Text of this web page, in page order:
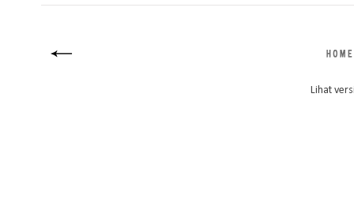
Lihat